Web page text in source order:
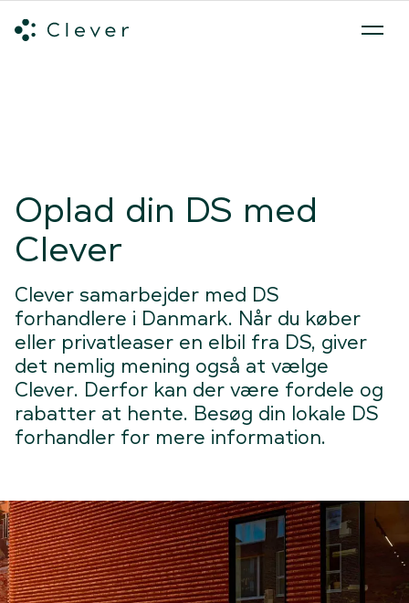
Oplad din DS med
Clever
Clever samarbejder med DS
forhandlere i Danmark. Når du køber
eller privatleaser en elbil fra DS, giver
det nemlig mening også at vælge
Clever. Derfor kan der være fordele og
rabatter at hente. Besøg din lokale DS
forhandler for mere information.